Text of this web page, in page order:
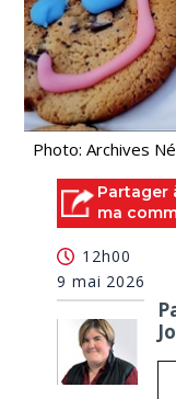
Photo: Archives
Partager
ma
12h00
9 mai 2026